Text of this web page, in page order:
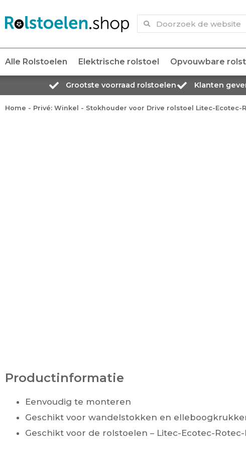
Alle Rolstoelen Elektrische rolstoel Opvouwbare
Grootste voorraad rolstoelen Klanten
Home - Privé: Winkel - Stokhouder voor Drive rolstoel Litec-Ecotec-
Productinformatie
Eenvoudig te monteren
Geschikt voor wandelstokken en
Geschikt voor de rolstoelen – Litec-Ecotec-